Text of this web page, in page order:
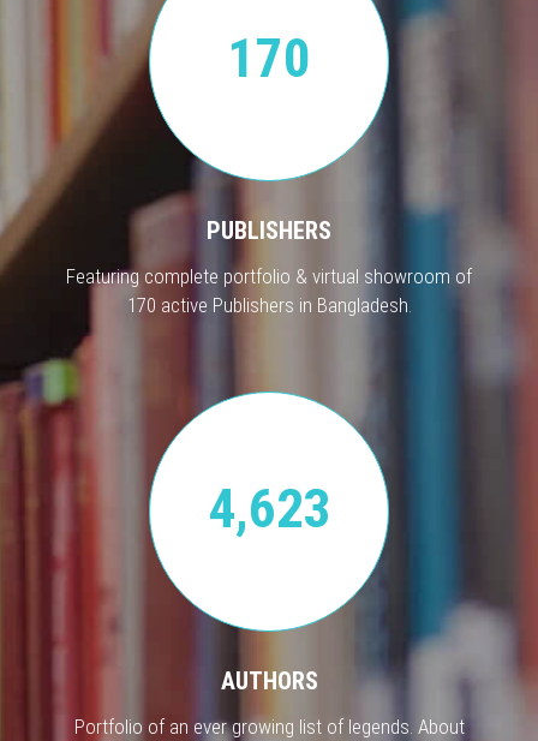
170
PUBLISHERS
Featuring complete portfolio & virtual showroom of
170 active Publishers in Bangladesh.
4,623
AUTHORS
Portfolio of an ever growing list of legends. About